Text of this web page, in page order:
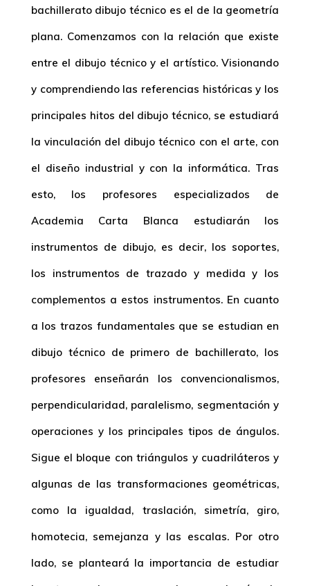
bachillerato dibujo técnico es el de la geometría
plana. Comenzamos con la relación que existe
entre el dibujo técnico y el artístico. Visionando
y comprendiendo las referencias históricas y los
principales hitos del dibujo técnico, se estudiará
la vinculación del dibujo técnico con el arte, con
el diseño industrial y con la informática. Tras
esto, los profesores especializados de
Academia Carta Blanca estudiarán los
instrumentos de dibujo, es decir, los soportes,
los instrumentos de trazado y medida y los
complementos a estos instrumentos. En cuanto
a los trazos fundamentales que se estudian en
dibujo técnico de primero de bachillerato, los
profesores enseñarán los convencionalismos,
perpendicularidad, paralelismo, segmentación y
operaciones y los principales tipos de ángulos.
Sigue el bloque con triángulos y cuadriláteros y
algunas de las transformaciones geométricas,
como la igualdad, traslación, simetría, giro,
homotecia, semejanza y las escalas. Por otro
lado, se planteará la importancia de estudiar